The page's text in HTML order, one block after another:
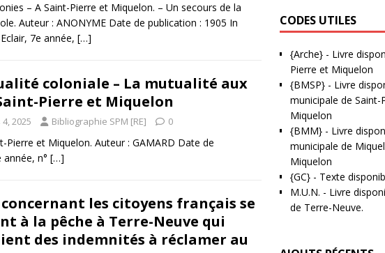
– A Saint-Pierre et Miquelon. – Un secours de la
Auteur : ANONYME Date de publication : 1905 In
7e année, […]
coloniale – La mutualité aux
Pierre et Miquelon
2025 Bibliographie SPM [RE] 0
et Miquelon. Auteur : GAMARD Date de
n° […]
concernant les citoyens français se
à la pêche à Terre-Neuve qui
des indemnités à réclamer au
CODES UTILES
{Arche}- Livre
Pierre et Miquelon
{BMSP}- Livre
municipale de Saint-
Miquelon
{BMM}- Livre
municipale de
Miquelon
{GC}- Texte
M.U.N. - Livre
de Terre-Neuve.